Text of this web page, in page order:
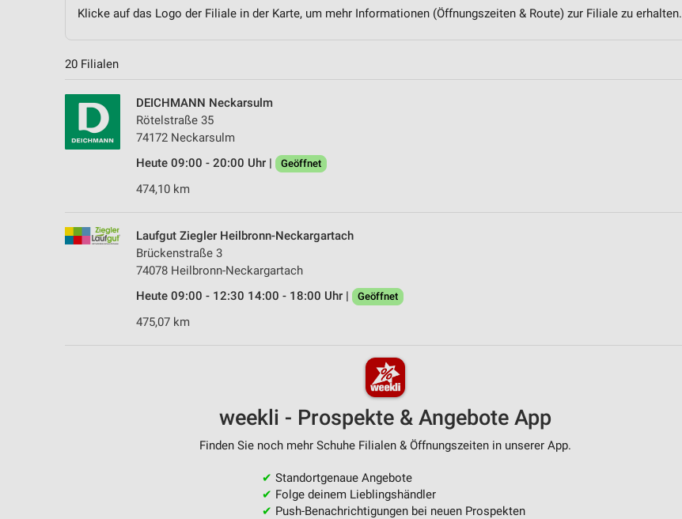
Klicke auf das Logo der Filiale in der Karte, um mehr Informationen (Öffnungszeiten & Route) zur Filiale zu erhalten.
20 Filialen
DEICHMANN Neckarsulm
Rötelstraße 35
74172 Neckarsulm
Heute 09:00 - 20:00 Uhr |
Geöffnet
474,10 km
Laufgut Ziegler Heilbronn-Neckargartach
Brückenstraße 3
74078 Heilbronn-Neckargartach
Heute 09:00 - 12:30 14:00 - 18:00 Uhr |
Geöffnet
475,07 km
weekli - Prospekte & Angebote App
Finden Sie noch mehr Schuhe Filialen & Öffnungszeiten in unserer App.
✔ Standortgenaue Angebote
✔ Folge deinem Lieblingshändler
✔ Push-Benachrichtigungen bei neuen Prospekten